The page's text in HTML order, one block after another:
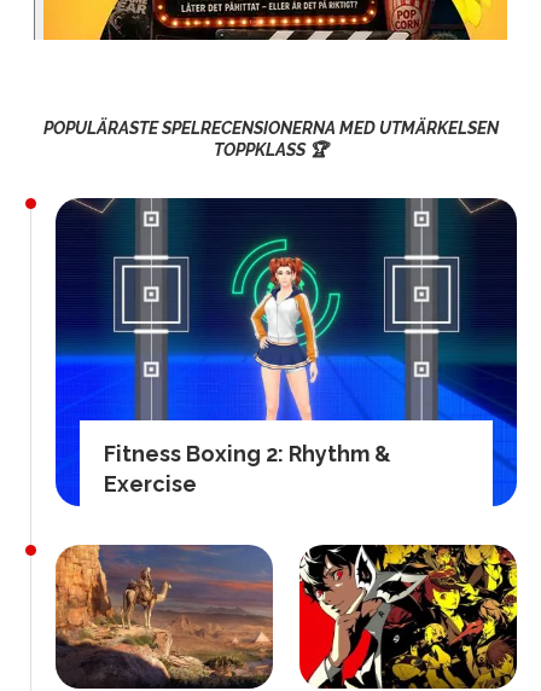
POPULÄRASTE SPELRECENSIONERNA MED UTMÄRKELSEN
TOPPKLASS 🏆
Fitness Boxing 2: Rhythm &
Exercise